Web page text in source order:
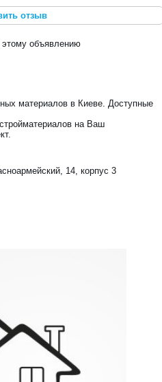
отзыв
этому объявлению
материалов в Киеве. Доступные
на Ваш
14, корпус 3